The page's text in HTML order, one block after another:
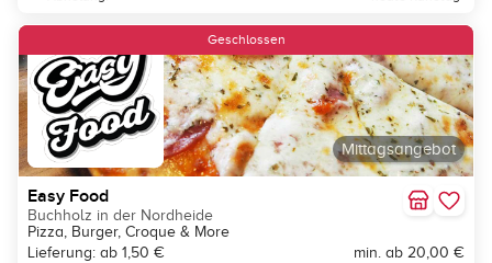
Mittagsangebot
Geschlossen
Easy Food
Buchholz in der Nordheide
Pizza, Burger, Croque & More
Lieferung: ab 1,50 €
min. ab 20,00 €